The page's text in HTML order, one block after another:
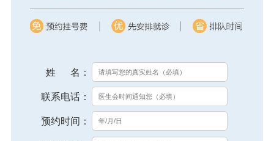
姓 名：
联系电话：
预约时间：